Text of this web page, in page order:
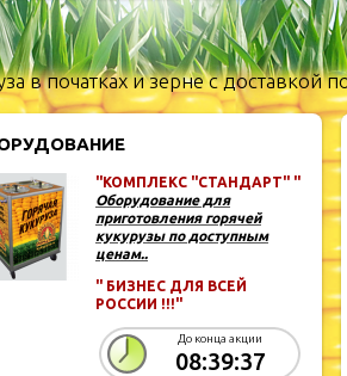
в початках и зерне с доставкой
"КОМПЛЕКС "СТАНДАРТ" "
Оборудование для
приготовления горячей
кукурузы по доступным
ценам..
" БИЗНЕС ДЛЯ ВСЕЙ
РОССИИ !!!"
До конца акции
08:39:36